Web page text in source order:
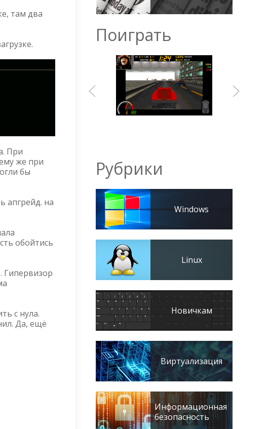
там два
При
же при
бы
апгрейд. на
обойтись
Гипервизор
с нула.
Да, ещё
Поиграть
Рубрики
Windows
Linux
Новичкам
Виртуализация
Информационная
безопасность